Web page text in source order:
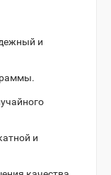
и
и